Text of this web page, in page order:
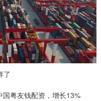
了
粤友钱配资，增长13%